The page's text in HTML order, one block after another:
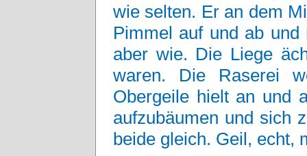
wie selten. Er an dem
Pimmel auf und ab
aber wie. Die Liege
waren. Die Raserei
Obergeile hielt an und
aufzubäumen und sich
beide gleich. Geil, echt,